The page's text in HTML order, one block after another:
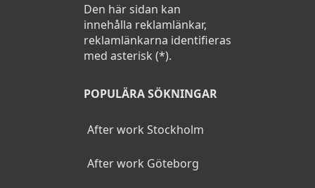
Den här sidan kan
innehålla reklamlänkar,
reklamlänkarna identifieras
med asterisk (*).
POPULÄRA SÖKNINGAR
After work Stockholm
After work Göteborg